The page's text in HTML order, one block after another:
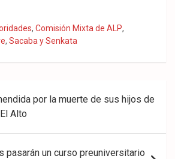
, Comisión Mixta de ALP,
, Sacaba y Senkata
por la muerte de sus hijos de
Alto
pasarán un curso preuniversitario